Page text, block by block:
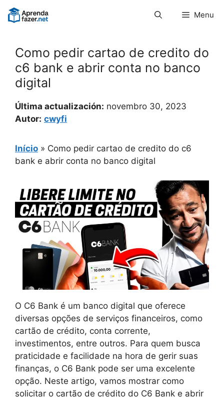
Pular
para
Menu
Como pedir cartao de credito do
c6 bank e abrir conta no banco
digital
Última actualización: novembro 30, 2023
Autor: cwyfi
Início » Como pedir cartao de credito do c6
bank e abrir conta no banco digital
O C6 Bank é um banco digital que oferece
diversas opções de serviços financeiros, como
cartão de crédito, conta corrente,
investimentos, entre outros. Para quem busca
praticidade e facilidade na hora de gerir suas
finanças, o C6 Bank pode ser uma excelente
opção. Neste artigo, vamos mostrar como
solicitar o cartão de crédito do C6 Bank e abrir